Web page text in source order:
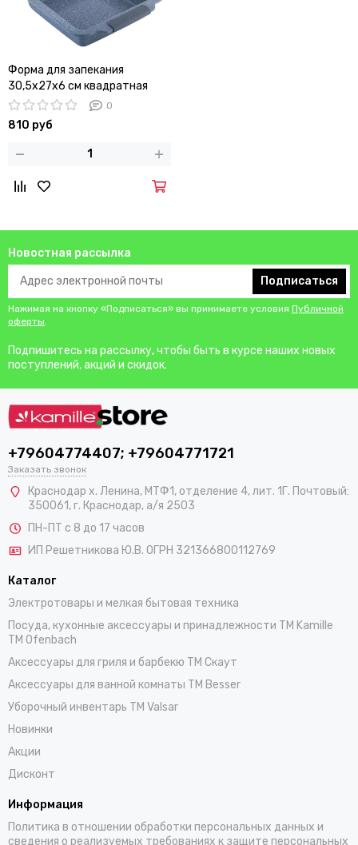
Форма для запекания
30,5х27х6 см квадратная
Kamille KM-6035A из
углеродистой стали с
мраморным покрытием
0
810 руб
Новостная рассылка
Подписаться
Нажимая на кнопку «Подписаться» вы принимаете условия Публичной
оферты.
Подпишитесь на рассылку, чтобы быть в курсе наших новых
поступлений, акций и скидок.
+79604774407; +79604771721
Заказать звонок
Краснодар х. Ленина, МТФ1, отделение 4, лит. 1Г. Почтовый:
350061, г. Краснодар, а/я 2503
ПН-ПТ с 8 до 17 часов
ИП Решетникова Ю.В. ОГРН 321366800112769
Каталог
Электротовары и мелкая бытовая техника
Посуда, кухонные аксессуары и принадлежности TM Kamille
TM Ofenbach
Аксессуары для гриля и барбекю TM Скаут
Аксессуары для ванной комнаты TM Besser
Уборочный инвентарь TM Valsar
Новинки
Акции
Дисконт
Информация
Политика в отношении обработки персональных данных и
сведения о реализуемых требованиях к защите персональных